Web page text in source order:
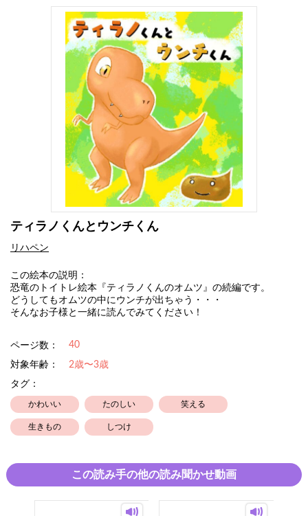
ティラノくんとウンチくん
リハペン
この絵本の説明：
恐竜のトイトレ絵本『ティラノくんのオムツ』の続編です。
どうしてもオムツの中にウンチが出ちゃう・・・
そんなお子様と一緒に読んでみてください！
ページ数： 40
対象年齢：
2歳〜3歳
タグ：
かわいい たのしい 笑える
生きもの しつけ
この読み手の他の読み聞かせ動画